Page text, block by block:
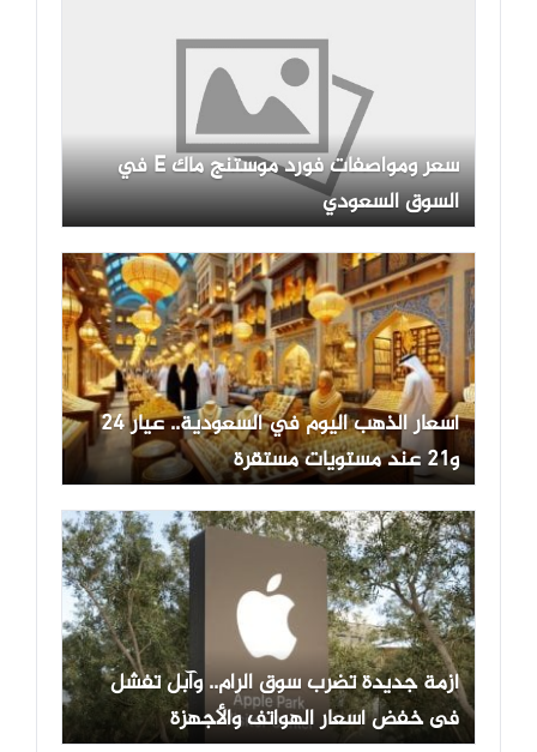
سعر ومواصفات فورد موستنج ماك E في
السوق السعودي
أسعار الذهب اليوم في السعودية.. عيار 24
و21 عند مستويات مستقرة
أزمة جديدة تضرب سوق الرام.. وآبل تفشل
فى خفض أسعار الهواتف والأجهزة